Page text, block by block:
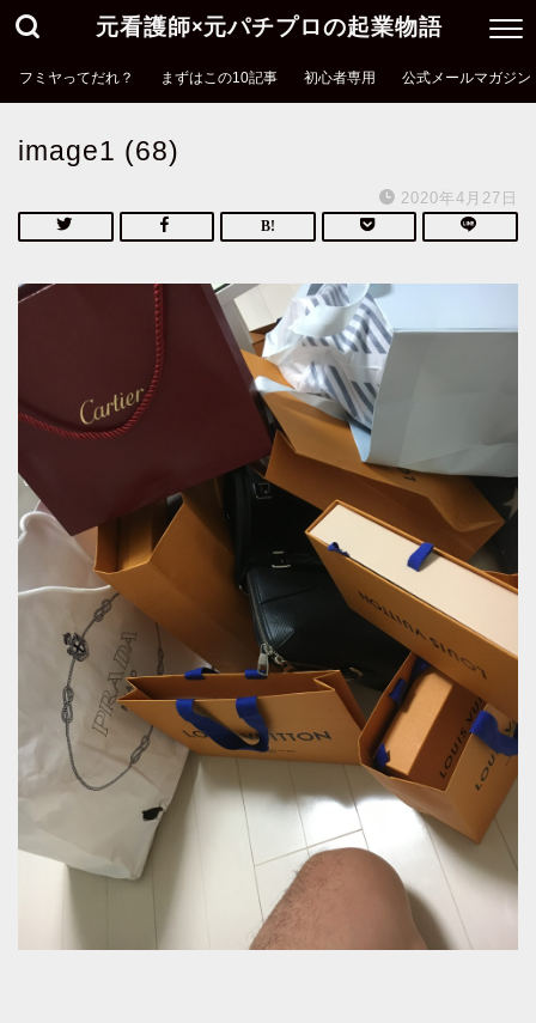
元看護師×元パチプロの起業物語
フミヤってだれ？ まずはこの10記事 初心者専用 公式メールマガジン
image1 (68)
2020年4月27日